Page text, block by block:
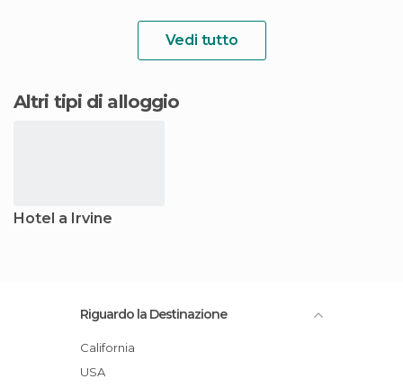
Vedi tutto
Altri tipi di alloggio
Hotel a Irvine
Riguardo la Destinazione
California
USA